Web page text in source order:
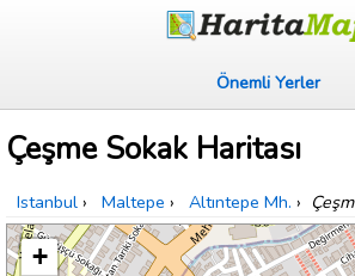
Önemli Yerler
Çeşme Sokak Haritası
Istanbul › Maltepe › Altıntepe Mh. ›
+